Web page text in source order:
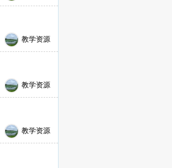
教学资源
教学资源
教学资源